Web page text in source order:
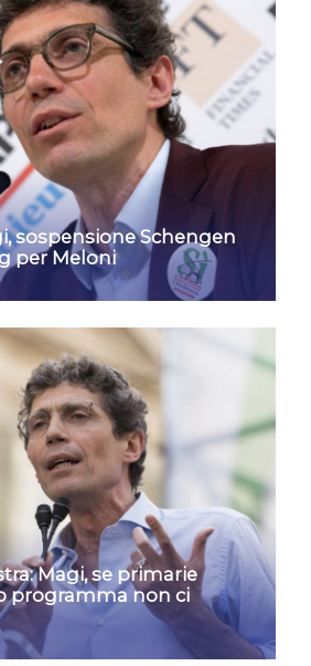
sospensione Schengen
per Meloni
Magi, se primarie
programma non ci